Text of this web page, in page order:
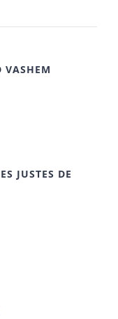
VASHEM
JUSTES DE